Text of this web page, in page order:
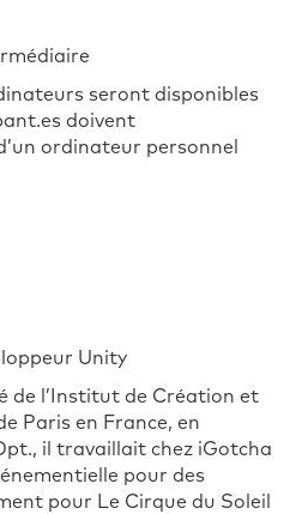
seront disponibles
doivent
ordinateur personnel
Unity
de l’Institut de Création et
Paris en France, en
il travaillait chez iGotcha
pour des
pour Le Cirque du Soleil